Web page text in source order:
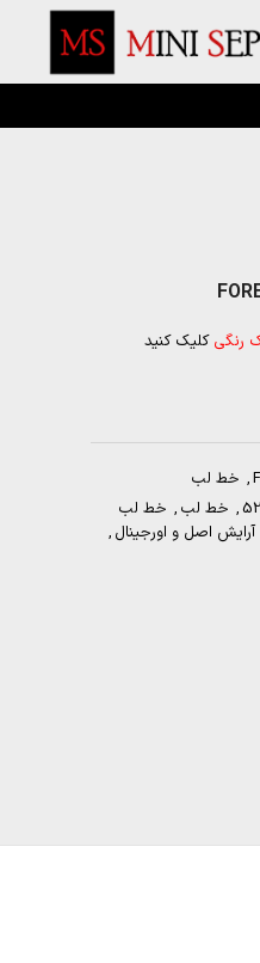
رنگی کلیک کنید
, خط لب
, خط لب , خط لب
آرایش اصل و اورجینال ,